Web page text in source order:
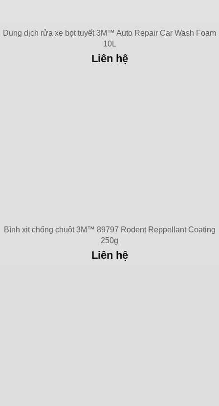
Dung dịch rửa xe bọt tuyết 3M™ Auto Repair Car Wash Foam
10L
Liên hệ
Bình xịt chống chuột 3M™ 89797 Rodent Reppellant Coating
250g
Liên hệ